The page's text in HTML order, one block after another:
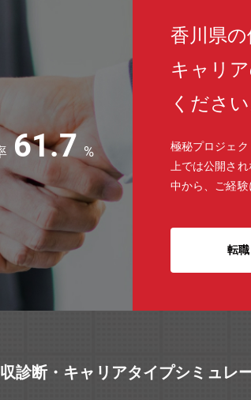
61.7 %
香川県
キャリ
ください
極秘プロジェ
上では公開さ
中から、ご経験
転
診断・キャリアタイプシミュレ